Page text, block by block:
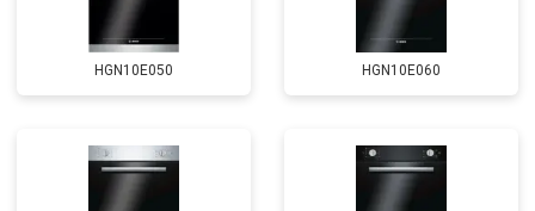
HGN10E050 HGN10E060